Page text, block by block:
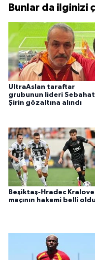
Bunlar da ilginizi
UltraAslan taraftar
grubunun lideri
Şirin gözaltına alındı
Beşiktaş-Hradec Kralove
maçının hakemi belli oldu